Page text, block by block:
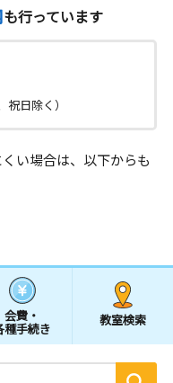
も行っています
日除く）
い場合は、以下からも
会費・
種手続き
教室検索